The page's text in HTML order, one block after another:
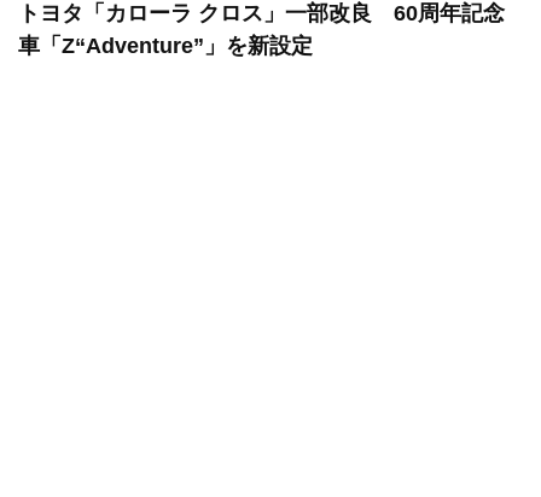
トヨタ「カローラ クロス」一部改良 60周年記念
車「Z“Adventure”」を新設定